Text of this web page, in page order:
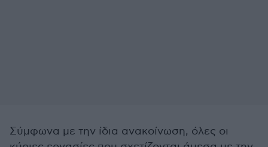
Σύμφωνα με την ίδια ανακοίνωση, όλες οι